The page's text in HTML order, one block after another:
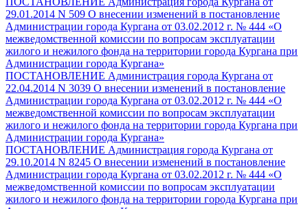
29.01.2014 N 509 О внесении изменений в постановление
Администрации города Кургана от 03.02.2012 г. № 444 «О
межведомственной комиссии по вопросам эксплуатации
жилого и нежилого фонда на территории города Кургана при
Администрации города Кургана»
ПОСТАНОВЛЕНИЕ Администрация города Кургана от
22.04.2014 N 3039 О внесении изменений в постановление
Администрации города Кургана от 03.02.2012 г. № 444 «О
межведомственной комиссии по вопросам эксплуатации
жилого и нежилого фонда на территории города Кургана при
Администрации города Кургана»
ПОСТАНОВЛЕНИЕ Администрация города Кургана от
29.10.2014 N 8245 О внесении изменений в постановление
Администрации города Кургана от 03.02.2012 г. № 444 «О
межведомственной комиссии по вопросам эксплуатации
жилого и нежилого фонда на территории города Кургана при